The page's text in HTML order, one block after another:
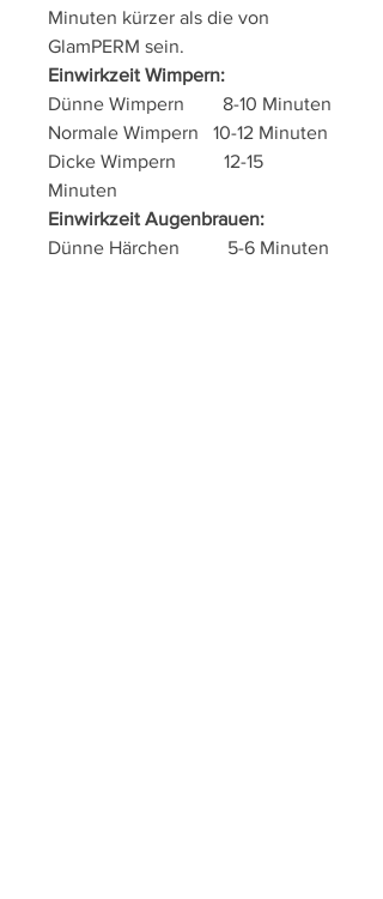
Minuten kürzer als die von
GlamPERM sein.
Einwirkzeit Wimpern:
Dünne Wimpern 8-10 Minuten
Normale Wimpern 10-12 Minuten
Dicke Wimpern 12-15
Minuten
Einwirkzeit Augenbrauen:
Dünne Härchen 5-6 Minuten